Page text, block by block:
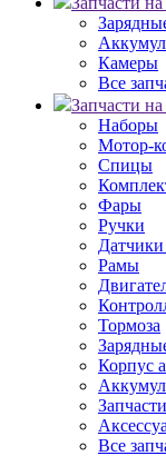
Камеры
Все
Запчасти
Наборы
Мотор-
Спицы
Фары
Ручки
Рамы
Тормоза
Корпус
Все